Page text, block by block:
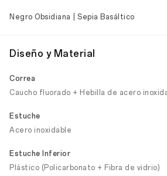
Negro Obsidiana | Sepia Basáltico
Diseño y Material
Correa
Caucho fluorado + Hebilla de acero
Estuche
Acero inoxidable
Estuche Inferior
Plástico (Policarbonato + Fibra de vidrio)